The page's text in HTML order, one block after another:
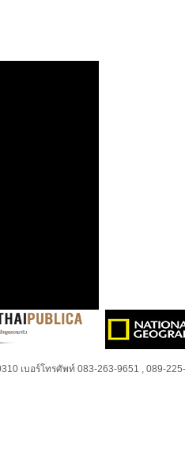
เบอร์โทรศัพท์ 083-263-9651 , 089-